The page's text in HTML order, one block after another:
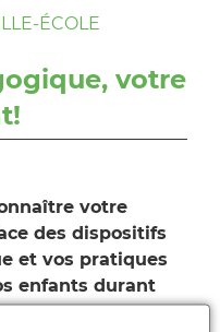
ÉCOLE
votre
votre
des dispositifs
et vos pratiques
enfants durant